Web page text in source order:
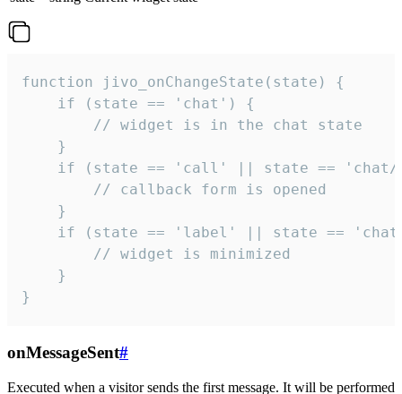
function jivo_onChangeState(state) {
    if (state == 'chat') {
        // widget is in the chat state
    }
if (state == 'call' || state ==
        // callback form is opened
    }
if (state == 'label' || state ==
        // widget is minimized
    }
}
onMessageSent#
Executed when a visitor sends the first message. It will be performed